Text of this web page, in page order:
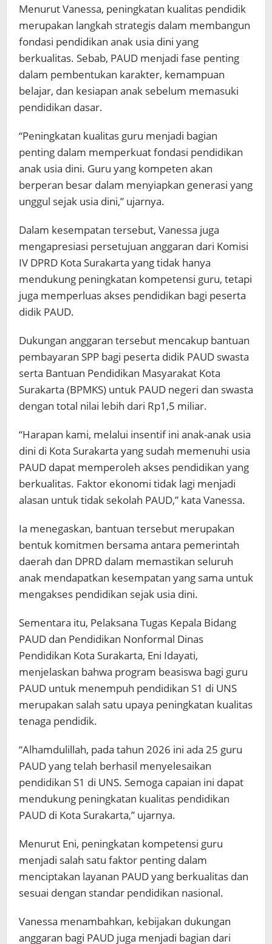
Menurut Vanessa, peningkatan kualitas pendidik
merupakan langkah strategis dalam membangun
fondasi pendidikan anak usia dini yang
berkualitas. Sebab, PAUD menjadi fase penting
dalam pembentukan karakter, kemampuan
belajar, dan kesiapan anak sebelum memasuki
pendidikan dasar.
“Peningkatan kualitas guru menjadi bagian
penting dalam memperkuat fondasi pendidikan
anak usia dini. Guru yang kompeten akan
berperan besar dalam menyiapkan generasi yang
unggul sejak usia dini,” ujarnya.
Dalam kesempatan tersebut, Vanessa juga
mengapresiasi persetujuan anggaran dari Komisi
IV DPRD Kota Surakarta yang tidak hanya
mendukung peningkatan kompetensi guru, tetapi
juga memperluas akses pendidikan bagi peserta
didik PAUD.
Dukungan anggaran tersebut mencakup bantuan
pembayaran SPP bagi peserta didik PAUD swasta
serta Bantuan Pendidikan Masyarakat Kota
Surakarta (BPMKS) untuk PAUD negeri dan swasta
dengan total nilai lebih dari Rp1,5 miliar.
“Harapan kami, melalui insentif ini anak-anak usia
dini di Kota Surakarta yang sudah memenuhi usia
PAUD dapat memperoleh akses pendidikan yang
berkualitas. Faktor ekonomi tidak lagi menjadi
alasan untuk tidak sekolah PAUD,” kata Vanessa.
Ia menegaskan, bantuan tersebut merupakan
bentuk komitmen bersama antara pemerintah
daerah dan DPRD dalam memastikan seluruh
anak mendapatkan kesempatan yang sama untuk
mengakses pendidikan sejak usia dini.
Sementara itu, Pelaksana Tugas Kepala Bidang
PAUD dan Pendidikan Nonformal Dinas
Pendidikan Kota Surakarta, Eni Idayati,
menjelaskan bahwa program beasiswa bagi guru
PAUD untuk menempuh pendidikan S1 di UNS
merupakan salah satu upaya peningkatan kualitas
tenaga pendidik.
“Alhamdulillah, pada tahun 2026 ini ada 25 guru
PAUD yang telah berhasil menyelesaikan
pendidikan S1 di UNS. Semoga capaian ini dapat
mendukung peningkatan kualitas pendidikan
PAUD di Kota Surakarta,” ujarnya.
Menurut Eni, peningkatan kompetensi guru
menjadi salah satu faktor penting dalam
menciptakan layanan PAUD yang berkualitas dan
sesuai dengan standar pendidikan nasional.
Vanessa menambahkan, kebijakan dukungan
anggaran bagi PAUD juga menjadi bagian dari